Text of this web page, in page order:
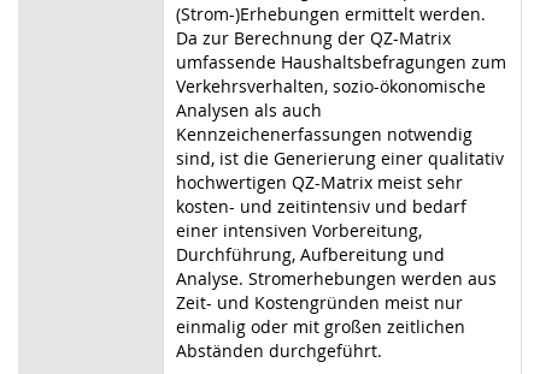
(Strom-)Erhebungen ermittelt werden.
Da zur Berechnung der QZ-Matrix
umfassende Haushaltsbefragungen zum
Verkehrsverhalten, sozio-ökonomische
Analysen als auch
Kennzeichenerfassungen notwendig
sind, ist die Generierung einer qualitativ
hochwertigen QZ-Matrix meist sehr
kosten- und zeitintensiv und bedarf
einer intensiven Vorbereitung,
Durchführung, Aufbereitung und
Analyse. Stromerhebungen werden aus
Zeit- und Kostengründen meist nur
einmalig oder mit großen zeitlichen
Abständen durchgeführt.